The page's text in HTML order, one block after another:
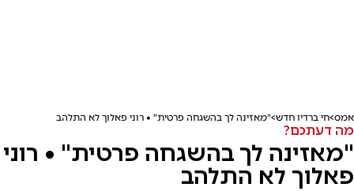
אמס חי ברדיו חדש "מאזינה לך בהשגחה פרטית" • רוני פאלוך לא התלהב
מה דעתכם?
"מאזינה לך בהשגחה פרטית" • רוני
פאלוך לא התלהב